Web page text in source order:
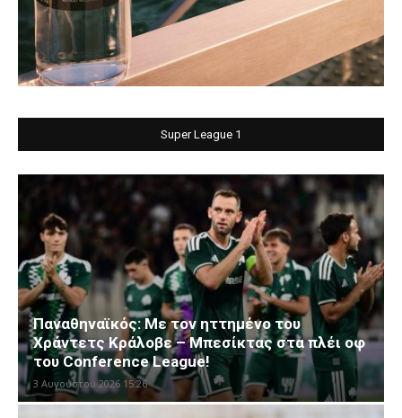
Super League 1
Παναθηναϊκός: Με τον ηττημένο του
Χράντετς Κράλοβε – Μπεσίκτας στα πλέι οφ
του Conference League!
3 Αυγούστου 2026 15:26